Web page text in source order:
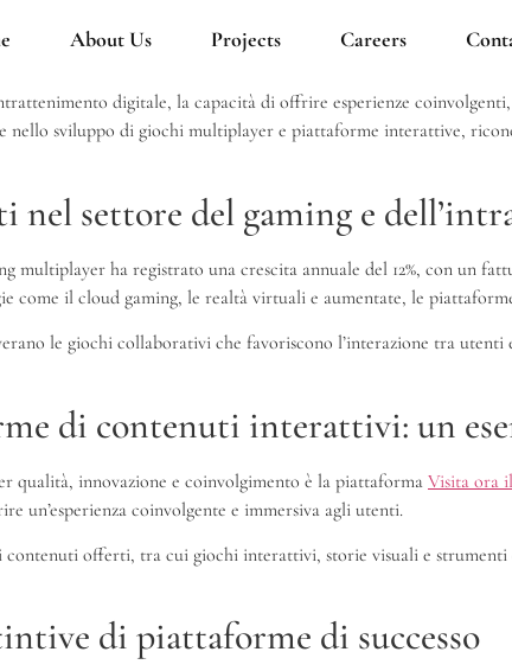
About Us Projects Careers
digitale, la capacità di offrire esperienze
nello sviluppo di giochi multiplayer e piattaforme interattive,
nel settore del gaming e
multiplayer ha registrato una crescita annuale del 12%, con un
come il cloud gaming, le realtà virtuali e aumentate, le
le giochi collaborativi che favoriscono l’interazione tra
di contenuti interattivi: un
qualità, innovazione e coinvolgimento è la piattaforma Visita ora
un’esperienza coinvolgente e immersiva agli utenti.
offerti, tra cui giochi interattivi, storie visuali e
di piattaforme di successo